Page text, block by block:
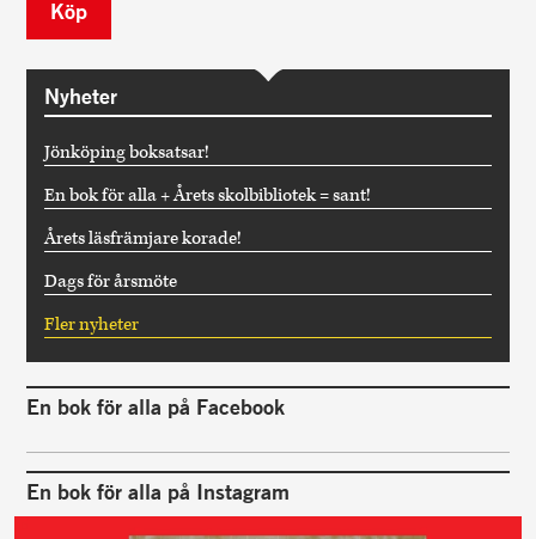
Köp
Nyheter
Jönköping boksatsar!
En bok för alla + Årets skolbibliotek = sant!
Årets läsfrämjare korade!
Dags för årsmöte
Fler nyheter
En bok för alla på Facebook
En bok för alla på Instagram